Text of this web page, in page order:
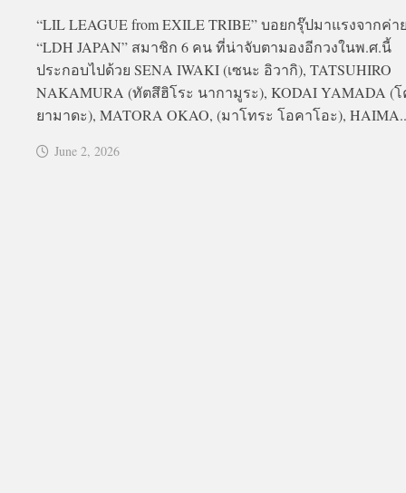
“LIL LEAGUE from EXILE TRIBE” บอยกรุ๊ปมาแรงจากค่าย
“LDH JAPAN” สมาชิก 6 คน ที่น่าจับตามองอีกวงในพ.ศ.นี้
ประกอบไปด้วย SENA IWAKI (เซนะ อิวากิ), TATSUHIRO
NAKAMURA (ทัตสึฮิโระ นากามูระ), KODAI YAMADA (
ยามาดะ), MATORA OKAO, (มาโทระ โอคาโอะ),
June 2, 2026